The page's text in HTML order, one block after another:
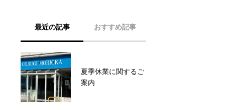
最近の記事 おすすめ記事
夏季休業に関するご
案内
夏季休業に関するご
案内